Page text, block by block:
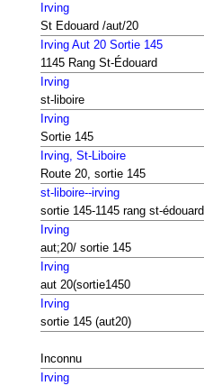
Irving
St Edouard /aut/20
Irving Aut 20 Sortie 145
1145 Rang St-Édouard
Irving
st-liboire
Irving
Sortie 145
Irving, St-Liboire
Route 20, sortie 145
st-liboire--irving
sortie 145-1145 rang st-édouard
Irving
aut;20/ sortie 145
Irving
aut 20(sortie1450
Irving
sortie 145 (aut20)
Inconnu
Irving